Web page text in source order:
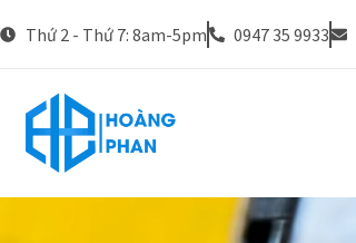
Thứ 2 - Thứ 7: 8am-5pm 0947 35 9933